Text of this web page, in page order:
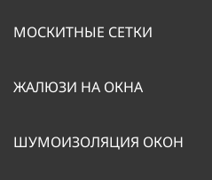
МОСКИТНЫЕ СЕТКИ
ЖАЛЮЗИ НА ОКНА
ШУМОИЗОЛЯЦИЯ ОКОН